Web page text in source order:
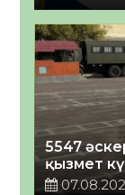
5547
қызмет